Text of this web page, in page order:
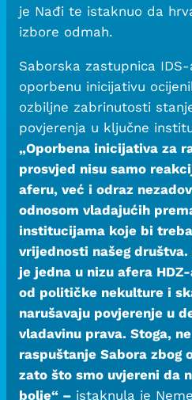
je Nađi te istaknuo da
izbore odmah.
Saborska zastupnica IDS-
oporbenu inicijativu
ozbiljne zabrinutosti
povjerenja u ključne
„Oporbena inicijativa za
prosvjed nisu samo
aferu, već i odraz
odnosom vladajućih
institucijama koje bi
vrijednosti našeg
je jedna u nizu afera
od političke nekulture i
narušavaju povjerenje u
vladavinu prava. Stoga,
raspuštanje Sabora zbog
zato što smo uvjereni da
bolje“ – istaknula je